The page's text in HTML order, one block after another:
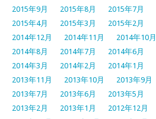
2015年9月
2015年8月 2015年7月
2015年4月
2015年3月 2015年2月
2014年12月
2014年11月 2014年10月
2014年8月
2014年7月 2014年6月
2014年3月
2014年2月 2014年1月
2013年11月
2013年10月 2013年9月
2013年7月
2013年6月 2013年5月
2013年2月
2013年1月 2012年12月